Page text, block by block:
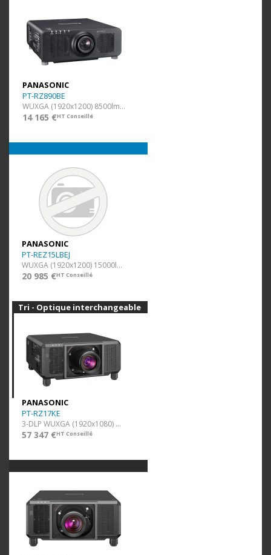
PANASONIC
PT-RZ890BE
WUXGA (1920x1200) 8500lm noir
14 165 €HT Conseillé
PANASONIC
PT-REZ15LBEJ
WUXGA (1920x1200) 15000lm Noir ss Opt.
20 985 €HT Conseillé
Tri - Optique interchangeable
PANASONIC
PT-RZ17KE
3-DLP WUXGA (1920x1080) 16000lm
57 347 €HT Conseillé